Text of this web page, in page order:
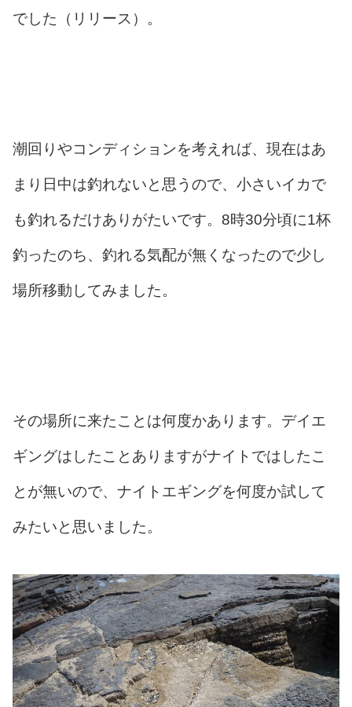
でした（リリース）。
潮回りやコンディションを考えれば、現在はあ
まり日中は釣れないと思うので、小さいイカで
も釣れるだけありがたいです。8時30分頃に1杯
釣ったのち、釣れる気配が無くなったので少し
場所移動してみました。
その場所に来たことは何度かあります。デイエ
ギングはしたことありますがナイトではしたこ
とが無いので、ナイトエギングを何度か試して
みたいと思いました。